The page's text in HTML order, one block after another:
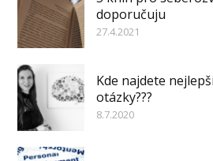
doporučuju
27.4.2021
Kde najdete
otázky???
8.7.2020